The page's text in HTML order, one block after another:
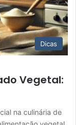
Dicas
Vegetal:
na culinária de